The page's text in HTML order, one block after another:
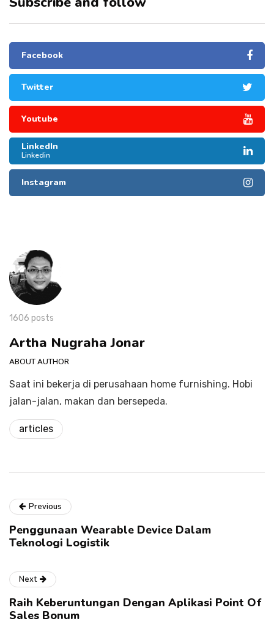
Facebook
Twitter
Youtube
LinkedIn
Linkedin
Instagram
1606 posts
Artha Nugraha Jonar
ABOUT AUTHOR
Saat ini bekerja di perusahaan home furnishing. Hobi
jalan-jalan, makan dan bersepeda.
articles
Previous
Penggunaan Wearable Device Dalam
Teknologi Logistik
Next
Raih Keberuntungan Dengan Aplikasi Point Of
Sales Bonum